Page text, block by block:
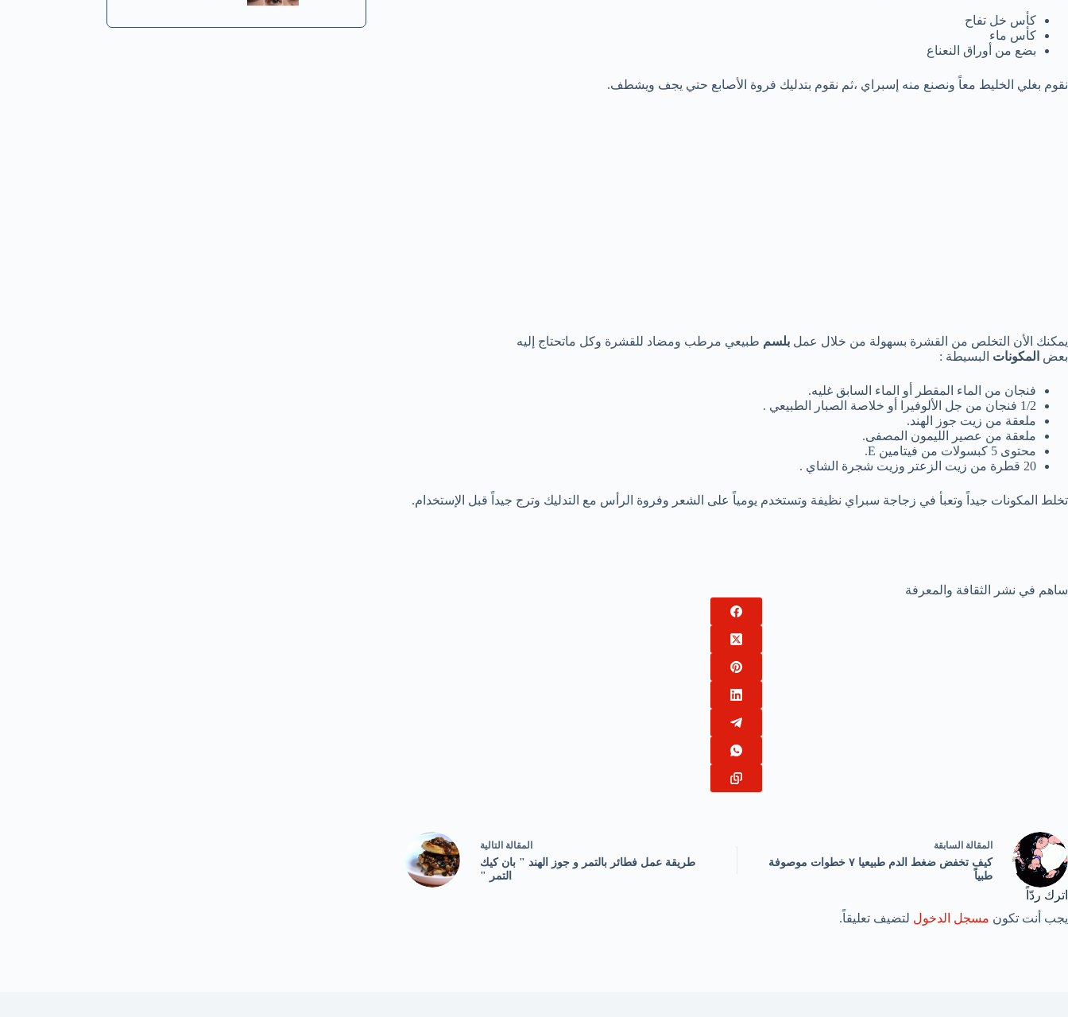
كأس خل تفاح
كأس ماء
بضع من أوراق النعناع
نقوم بغلي الخليط معاً ونصنع منه إسبراي ،ثم نقوم بتدليك فروة الأصابع حتي يجف ويشطف.
يمكنك الأن التخلص من القشرة بسهولة من خلال عمل بلسم طبيعي مرطب ومضاد للقشرة وكل ماتحتاج إليه
بعض المكونات البسيطة :
فنجان من الماء المقطر أو الماء السابق غليه.
1/2 فنجان من جل الألوفيرا أو خلاصة الصبار الطبيعي .
ملعقة من زيت جوز الهند.
ملعقة من عصير الليمون المصفى.
محتوى 5 كبسولات من فيتامين E.
20 قطرة من زيت الزعتر وزيت شجرة الشاي .
تخلط المكونات جيداً وتعبأ في زجاجة سبراي نظيفة وتستخدم يومياً على الشعر وفروة الرأس مع التدليك وترج جيداً قبل الإستخدام.
ساهم في نشر الثقافة والمعرفة
المقالة السابقة
كيف تخفض ضغط الدم طبيعيا ٧ خطوات موصوفة
طبياً
المقالة التالية
طريقة عمل فطائر بالتمر و جوز الهند " بان كيك
التمر "
اترك ردّاً
يجب أنت تكون مسجل الدخول لتضيف تعليقاً.